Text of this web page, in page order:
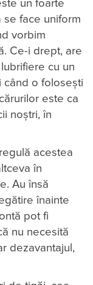
un foarte
se face uniform
vorbim
Ce-i drept, are
cu un
când o folosești
este ca
noștri, în
acestea
în
Au însă
înainte
pot fi
nu necesită
dezavantajul,